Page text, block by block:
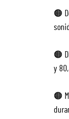
🟠
🟠
y
🟠